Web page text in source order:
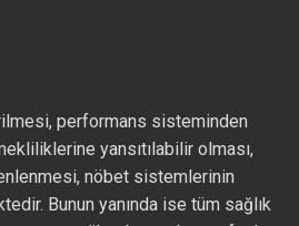
performans sisteminden
yansıtılabilir olması,
nöbet sistemlerinin
Bunun yanında ise tüm sağlık